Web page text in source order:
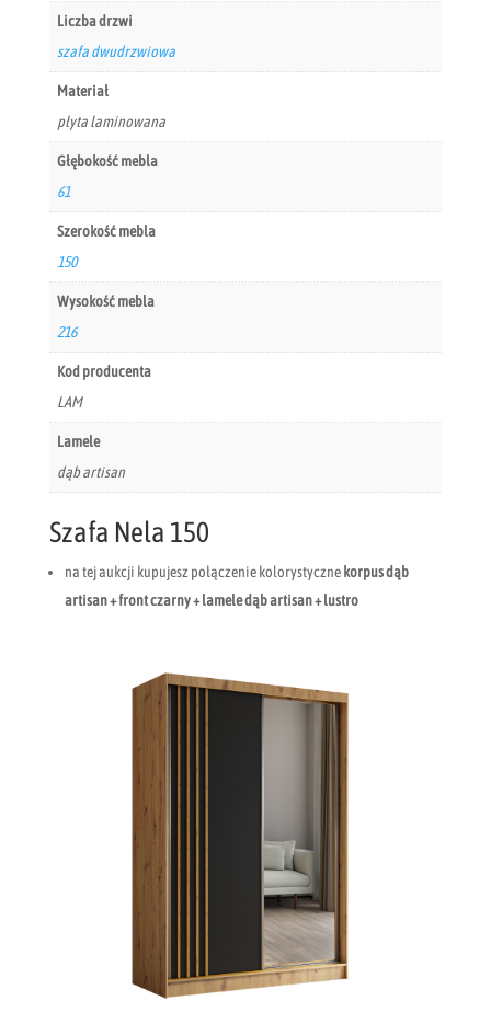
Szafa Nela 150
na tej aukcji kupujesz połączenie kolorystyczne korpus dąb
artisan + front czarny + lamele dąb artisan + lustro
Liczba drzwi
szafa dwudrzwiowa
Materiał
płyta laminowana
Głębokość mebla
61
Szerokość mebla
150
Wysokość mebla
216
Kod producenta
LAM
Lamele
dąb artisan